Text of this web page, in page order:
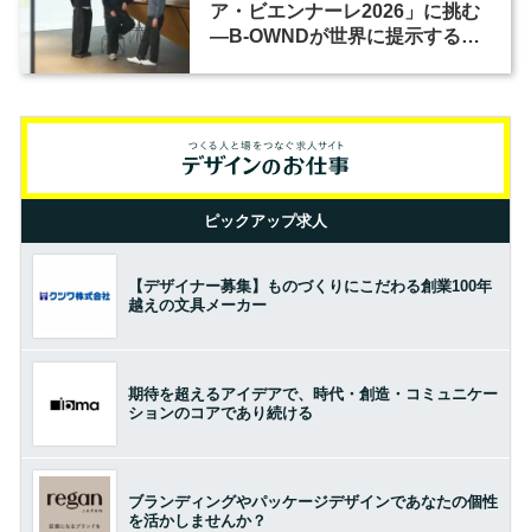
ア・ビエンナーレ2026」に挑む
―B-OWNDが世界に提示する美
ピックアップ求人
【デザイナー募集】ものづくりにこだわる創業100年
越えの文具メーカー
期待を超えるアイデアで、時代・創造・コミュニケー
ションのコアであり続ける
ブランディングやパッケージデザインであなたの個性
を活かしませんか？